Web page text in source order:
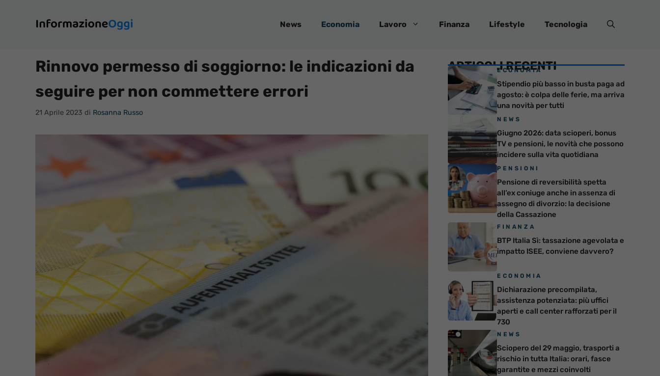
contenuto
News Economia Lavoro Finanza Lifestyle Tecnologia
Rinnovo permesso di soggiorno: le indicazioni da
seguire per non commettere errori
21 Aprile 2023 di Rosanna Russo
ARTICOLI RECENTI
ECONOMIA
Stipendio più basso in busta paga ad
agosto: è colpa delle ferie, ma arriva
una novità per tutti
NEWS
Giugno 2026: data scioperi, bonus
TV e pensioni, le novità che possono
incidere sulla vita quotidiana
PENSIONI
Pensione di reversibilità spetta
all’ex coniuge anche in assenza di
assegno di divorzio: la decisione
della Cassazione
FINANZA
BTP Italia Sì: tassazione agevolata e
impatto ISEE, conviene davvero?
ECONOMIA
Dichiarazione precompilata,
assistenza potenziata: più uffici
aperti e call center rafforzati per il
730
NEWS
Sciopero del 29 maggio, trasporti a
rischio in tutta Italia: orari, fasce
garantite e mezzi coinvolti